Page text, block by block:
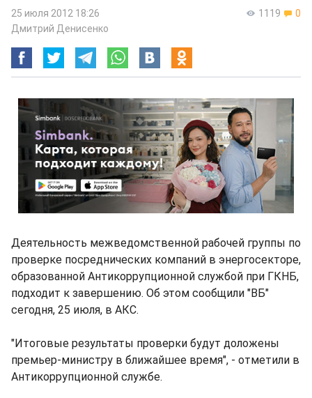
1119 0
25 июля 2012 18:26
Дмитрий Денисенко
Деятельность межведомственной рабочей группы по
проверке посреднических компаний в энергосекторе,
образованной Антикоррупционной службой при ГКНБ,
подходит к завершению. Об этом сообщили "ВБ"
сегодня, 25 июля, в АКС.
"Итоговые результаты проверки будут доложены
премьер-министру в ближайшее время", - отметили в
Антикоррупционной службе.